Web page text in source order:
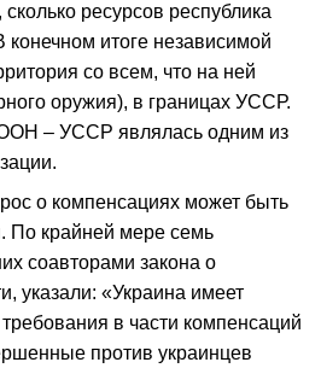
ресурсов республика
итоге независимой
со всем, что на ней
оружия), в границах УССР.
– УССР являлась одним из
о компенсациях может быть
По крайней мере семь
соавторами закона о
указали: «Украина имеет
в части компенсаций
против украинцев